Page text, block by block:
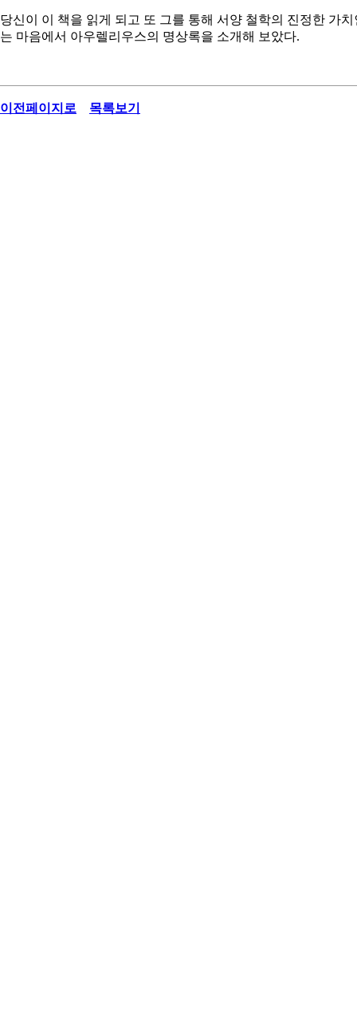
당신이 이 책을 읽게 되고 또 그를 통해 서양 철학의 진정한 가
는 마음에서 아우렐리우스의 명상록을 소개해 보았다.
이전페이지로 목록보기